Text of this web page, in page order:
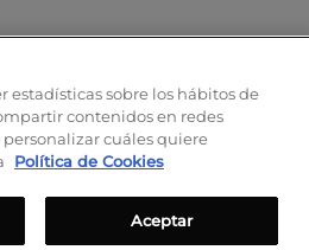
SeQura
estadísticas sobre los hábitos de
contenidos en redes
personalizar cuáles quiere
Política de Cookies
Aceptar